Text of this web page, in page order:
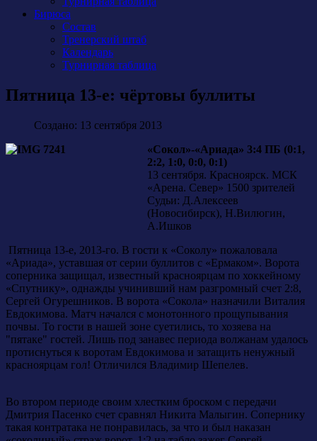
Бирюса
Состав
Тренерский штаб
Календарь
Турнирная таблица
Пятница 13-е: чёртовы буллиты
Создано: 13 сентября 2013
«Сокол»-«Ариада» 3:4 ПБ (0:1,
2:2, 1:0, 0:0, 0:1)
13 сентября. Красноярск. МСК
«Арена. Север» 1500 зрителей
Судьи: Д.Алексеев
(Новосибирск), Н.Вилюгин,
А.Ишков
Пятница 13-е, 2013-го. В гости к «Соколу» пожаловала
«Ариада», уставшая от серии буллитов с «Ермаком». Ворота
соперника защищал, известный красноярцам по хоккейному
«Спутнику», однажды учинивший нам разгромный счет 2:8,
Сергей Огурешников. В ворота «Сокола» назначили Виталия
Евдокимова. Матч начался с монотонного прощупывания
почвы. То гости в нашей зоне суетились, то хозяева на
"пятаке" гостей. Лишь под занавес периода волжанам удалось
протиснуться к воротам Евдокимова и затащить ненужный
красноярцам гол! Отличился Владимир Шепелев.
Во втором периоде своим хлестким броском с передачи
Дмитрия Пасенко счет сравнял Никита Малыгин. Сопернику
такая контратака не понравилась, за что и был наказан